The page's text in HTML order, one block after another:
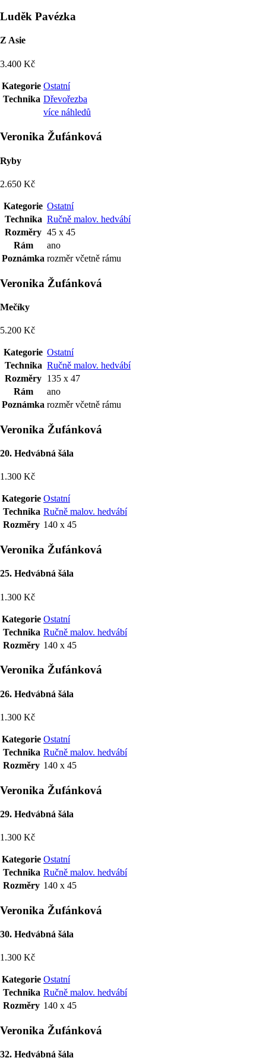
Luděk Pavézka
Z Asie
3.400 Kč
Kategorie Ostatní
Technika Dřevořezba
více náhledů
Veronika Žufánková
Ryby
2.650 Kč
Kategorie Ostatní
Technika Ručně malov. hedvábí
Rozměry 45 x 45
Rám
ano
Poznámka rozměr včetně rámu
Veronika Žufánková
Mečíky
5.200 Kč
Kategorie Ostatní
Technika Ručně malov. hedvábí
Rozměry 135 x 47
Rám
ano
Poznámka rozměr včetně rámu
Veronika Žufánková
20. Hedvábná šála
1.300 Kč
Kategorie Ostatní
Technika Ručně malov. hedvábí
Rozměry 140 x 45
Veronika Žufánková
25. Hedvábná šála
1.300 Kč
Kategorie Ostatní
Technika Ručně malov. hedvábí
Rozměry 140 x 45
Veronika Žufánková
26. Hedvábná šála
1.300 Kč
Kategorie Ostatní
Technika Ručně malov. hedvábí
Rozměry 140 x 45
Veronika Žufánková
29. Hedvábná šála
1.300 Kč
Kategorie Ostatní
Technika Ručně malov. hedvábí
Rozměry 140 x 45
Veronika Žufánková
30. Hedvábná šála
1.300 Kč
Kategorie Ostatní
Technika Ručně malov. hedvábí
Rozměry 140 x 45
Veronika Žufánková
32. Hedvábná šála